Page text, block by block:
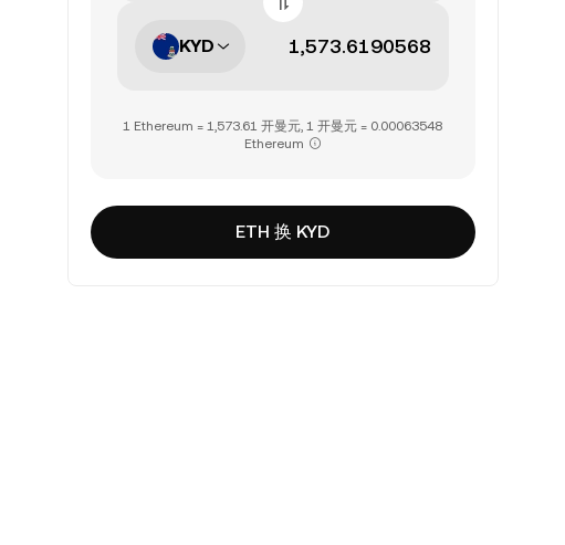
KYD
1 Ethereum = 1,573.61 开曼元, 1 开曼元 = 0.00063548
Ethereum
ETH 换 KYD